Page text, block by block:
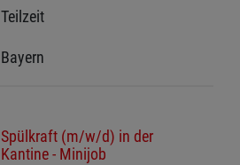
Teilzeit
Bayern
Spülkraft (m/w/d) in der
Kantine - Minijob